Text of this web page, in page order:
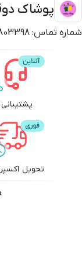
مختلف هستند بنابراین
بودن تقاضا کمتر تولید
استفاده می‌شوند. این
ویژگی‌های
فلامنت‌ها از نظر
فلامنت‌های پیوسته
تولید پارچه‌هایی که
عنوان مثال،
قطعه‌بندی شده
الیاف بیشتر در صنعت
راحت مورد استفاده
بودن استحکام فیزیکی
پوشاک
شماره تماس:
پشتیبانی
تحویل